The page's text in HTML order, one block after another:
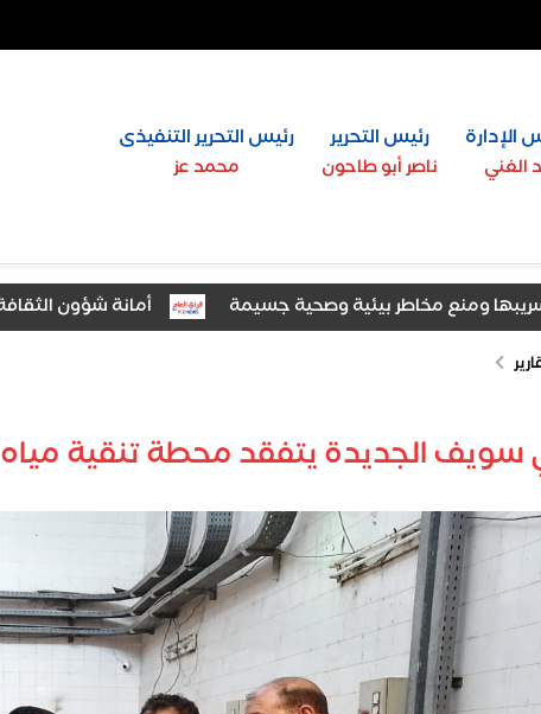
الغني
رئيس التحرير
ناصر أبو طاحون
رئيس التحرير التنفيذى
محمد عز
أمانة شؤون الثقافة
سويف الجديدة يتفقد محطة تنقية مياه